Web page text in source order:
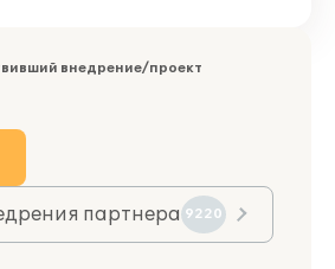
внедрение/проект
партнера 9220